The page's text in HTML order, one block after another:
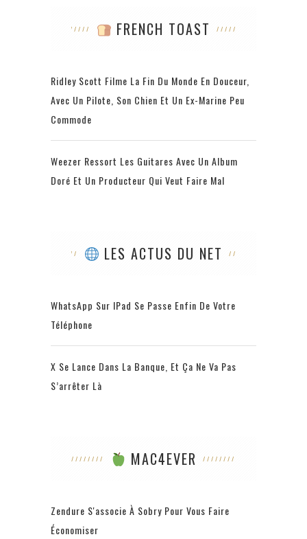
FRENCH TOAST
Ridley Scott Filme La Fin Du Monde En Douceur,
Avec Un Pilote, Son Chien Et Un Ex-Marine Peu
Commode
Weezer Ressort Les Guitares Avec Un Album
Doré Et Un Producteur Qui Veut Faire Mal
LES ACTUS DU NET
WhatsApp Sur IPad Se Passe Enfin De Votre
Téléphone
X Se Lance Dans La Banque, Et Ça Ne Va Pas
S’arrêter Là
MAC4EVER
Zendure S'associe À Sobry Pour Vous Faire
Économiser